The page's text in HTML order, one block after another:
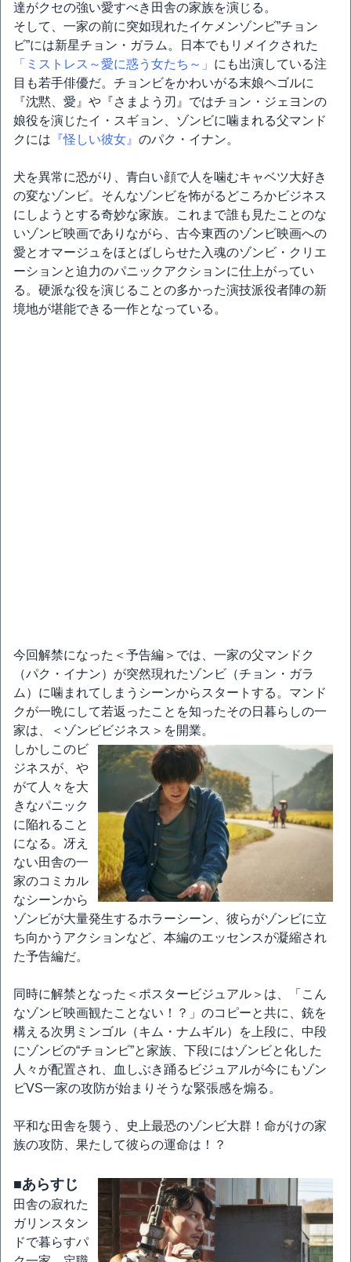
達がクセの強い愛すべき田舎の家族を演じる。
そして、一家の前に突如現れたイケメンゾンビ”チョン
ビ”には新星チョン・ガラム。日本でもリメイクされた
「ミストレス～愛に惑う女たち～」 にも出演している注
目も若手俳優だ。チョンビをかわいがる末娘ヘゴルに
『沈黙、愛』や『さまよう刃』ではチョン・ジェヨンの
娘役を演じたイ・スギョン、ゾンビに噛まれる父マンド
クには 『怪しい彼女』 のパク・イナン。
犬を異常に恐がり、青白い顔で人を噛むキャベツ大好き
の変なゾンビ。そんなゾンビを怖がるどころかビジネス
にしようとする奇妙な家族。これまで誰も見たことのな
いゾンビ映画でありながら、古今東西のゾンビ映画への
愛とオマージュをほとばしらせた入魂のゾンビ・クリエ
ーションと迫力のパニックアクションに仕上がってい
る。硬派な役を演じることの多かった演技派役者陣の新
境地が堪能できる一作となっている。
今回解禁になった＜予告編＞では、一家の父マンドク
（パク・イナン）が突然現れたゾンビ（チョン・ガラ
ム）に噛まれてしまうシーンからスタートする。マンド
クが一晩にして若返ったことを知ったその日暮らしの一
家は、＜ゾンビビジネス＞を開業。
しかしこのビ
ジネスが、や
がて人々を大
きなパニック
に陥れること
になる。冴え
ない田舎の一
家のコミカル
なシーンから
ゾンビが大量発生するホラーシーン、彼らがゾンビに立
ち向かうアクションなど、本編のエッセンスが凝縮され
た予告編だ。
同時に解禁となった＜ポスタービジュアル＞は、「こん
なゾンビ映画観たことない！？」のコピーと共に、銃を
構える次男ミンゴル（キム・ナムギル）を上段に、中段
にゾンビの“チョンビ”と家族、下段にはゾンビと化した
人々が配置され、血しぶき踊るビジュアルが今にもゾン
ビVS一家の攻防が始まりそうな緊張感を煽る。
平和な田舎を襲う、史上最恐のゾンビ大群！命がけの家
族の攻防、果たして彼らの運命は！？
■あらすじ
田舎の寂れた
ガリンスタン
ドで暮らすパ